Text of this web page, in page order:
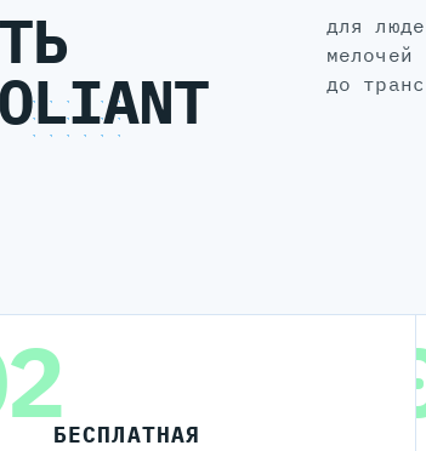
для людей, а не для галочки: без
мелочей
до
БЕСПЛАТНАЯ